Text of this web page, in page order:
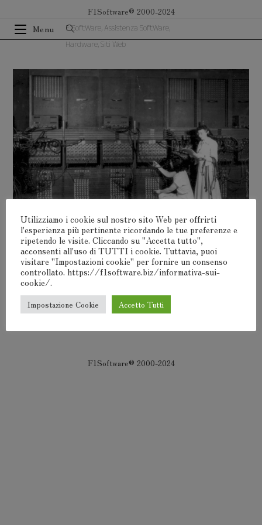
contenuto
F1Software® 2000-2024
Menu
F1SoftWare, Assistenza SoftWare,
Hardware, Siti Web
Lascia Un Commento
Deviconnetterti
F1Software® 2000-2024
Utilizziamo i cookie sul nostro sito Web per offrirti
l'esperienza più pertinente ricordando le tue preferenze e
ripetendo le visite. Cliccando su "Accetta tutto",
acconsenti all'uso di TUTTI i cookie. Tuttavia, puoi
visitare "Impostazioni cookie" per fornire un consenso
controllato. https://f1software.biz/informativa-sui-
cookie/.
Impostazione Cookie Accetto Tutti